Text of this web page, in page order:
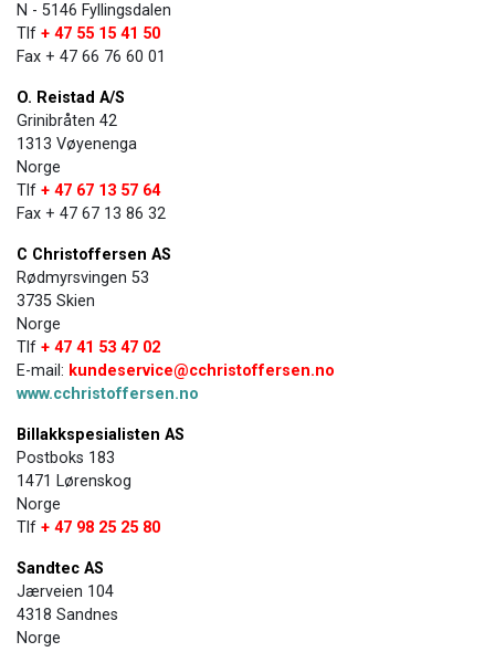
N - 5146 Fyllingsdalen
Tlf + 47 55 15 41 50
Fax + 47 66 76 60 01
O. Reistad A/S
Grinibråten 42
1313 Vøyenenga
Norge
Tlf + 47 67 13 57 64
Fax + 47 67 13 86 32
C Christoffersen AS
Rødmyrsvingen 53
​3735 Skien
​Norge
Tlf + 47 41 53 47 02
E-mail: kundeservice@cchristoffersen.no
www.cchristoffersen.no
Billakkspesialisten AS
Postboks 183
1471 Lørenskog
Norge
​Tlf + 47 98 25 25 80
Sandtec AS
Jærveien 104
4318 Sandnes
Norge